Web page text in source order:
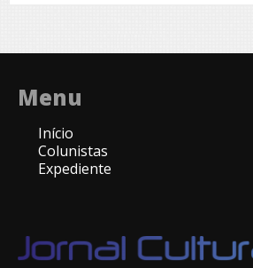
Menu
Início
Colunistas
Expediente